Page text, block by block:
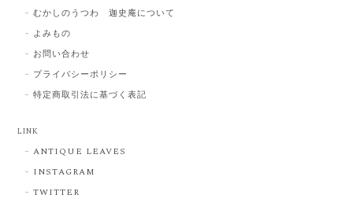
むかしのうつわ 迦史庵について
よみもの
お問い合わせ
プライバシーポリシー
特定商取引法に基づく表記
LINK
ANTIQUE LEAVES
INSTAGRAM
TWITTER